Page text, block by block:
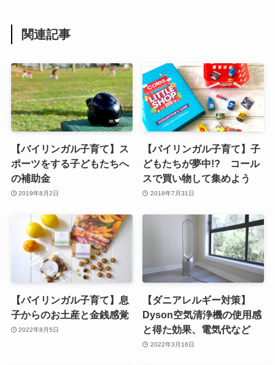
関連記事
【バイリンガル子育て】ス
ポーツをする子どもたちへ
の補助金
2019年8月2日
【バイリンガル子育て】子
どもたちが夢中!? コール
スで買い物して集めよう
2018年7月31日
【バイリンガル子育て】息
子からのお土産と金銭感覚
2022年8月5日
【ダニアレルギー対策】
Dyson空気清浄機の使用感
と得た効果、電気代など
2022年3月16日